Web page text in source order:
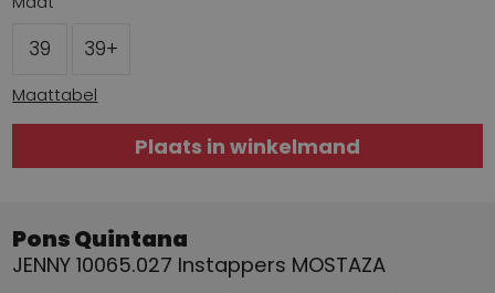
39 39+
Maattabel
Plaats in winkelmand
Pons Quintana
JENNY 10065.027 Instappers MOSTAZA